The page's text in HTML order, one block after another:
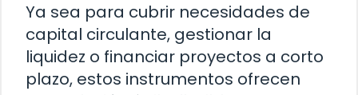
Ya sea para cubrir necesidades de
capital circulante, gestionar la
liquidez o financiar proyectos a corto
plazo, estos instrumentos ofrecen